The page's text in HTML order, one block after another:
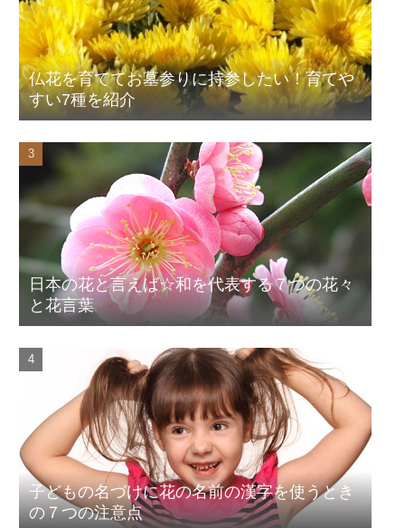
仏花を育ててお墓参りに持参したい！育てや
すい7種を紹介
日本の花と言えば☆和を代表する７つの花々
と花言葉
子どもの名づけに花の名前の漢字を使うとき
の７つの注意点